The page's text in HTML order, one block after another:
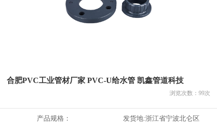
合肥PVC工业管材厂家 PVC-U给水管 凯鑫管道科技
浏览次数： 99次
产品规格： 发货地:浙江省宁波北仑区